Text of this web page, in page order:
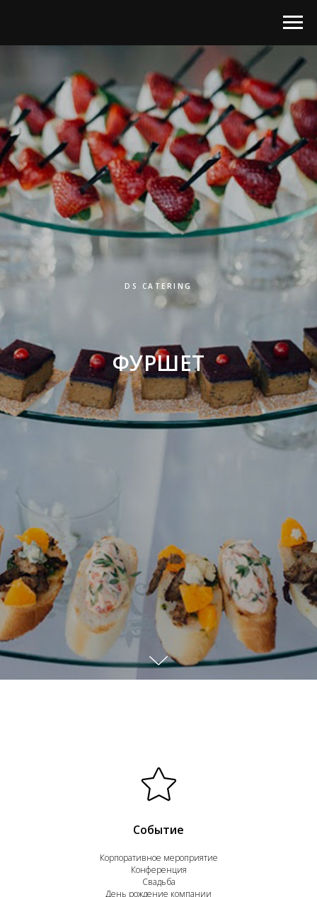
DS CATERING
ФУРШЕТ
Событие
Корпоративное мероприятие
Конференция
Свадьба
День рождение компании